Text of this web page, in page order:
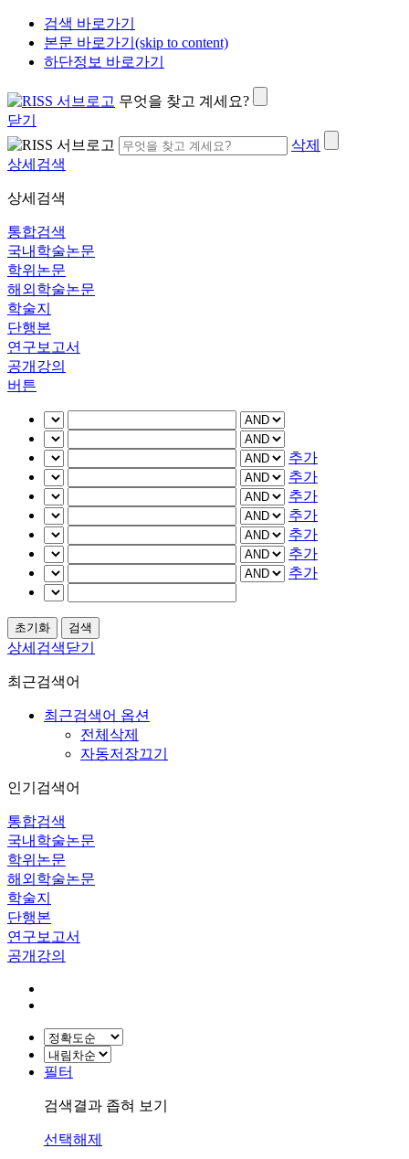
검색 바로가기
본문 바로가기(skip to content)
하단정보 바로가기
무엇을 찾고 계세요?
닫기
삭제
상세검색
상세검색
통합검색
국내학술논문
학위논문
해외학술논문
학술지
단행본
연구보고서
공개강의
버튼
추가
추가
추가
추가
추가
추가
추가
상세검색닫기
최근검색어
최근검색어 옵션
전체삭제
자동저장끄기
인기검색어
통합검색
국내학술논문
학위논문
해외학술논문
학술지
단행본
연구보고서
공개강의
필터
검색결과 좁혀 보기
선택해제